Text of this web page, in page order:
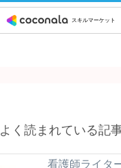
よく読まれている記
看護師ライタ